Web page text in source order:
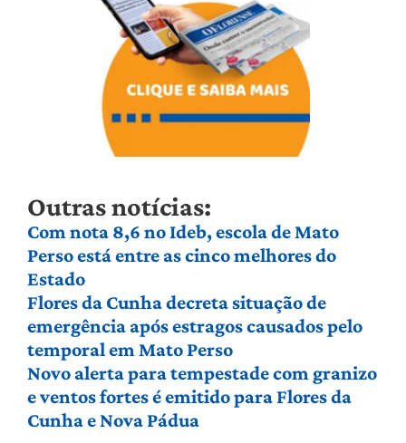
Outras notícias:
Com nota 8,6 no Ideb, escola de Mato
Perso está entre as cinco melhores do
Estado
Flores da Cunha decreta situação de
emergência após estragos causados pelo
temporal em Mato Perso
Novo alerta para tempestade com granizo
e ventos fortes é emitido para Flores da
Cunha e Nova Pádua